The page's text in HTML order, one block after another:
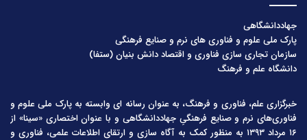
جهاددانشگاهی
پارک ملی علوم و فناوری های نرم و صنایع فرهنگی
سازمان تجاری سازی فناوری و اقتصاد دانش بنیان (ستفا)
دانشگاه علم و فرهنگ
خبرگزاری علم، فناوری و فرهنگ، به عنوان رسانه ای وابسته به پارک ملی علوم و
فناوری‌های نرم و صنایع فرهنگیِ جهاددانشگاهی و با عنوان اختصاری «سینا» از
۱۶ مرداد ۱۳۹۳ به منظور کمک به آگاه سازی و ارتقای اطلاعات علمی، فناوری و